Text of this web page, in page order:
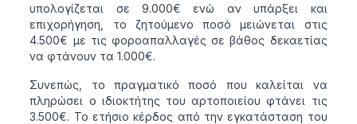
υπολογίζεται σε 9.000€ ενώ αν υπάρξει και
επιχορήγηση, το ζητούμενο ποσό μειώνεται στις
4.500€ με τις φοροαπαλλαγές σε βάθος δεκαετίας
να φτάνουν τα 1.000€.
Συνεπώς, το πραγματικό ποσό που καλείται να
πληρώσει ο ιδιοκτήτης του αρτοποιείου φτάνει τις
3.500€. Το ετήσιο κέρδος από την εγκατάσταση του